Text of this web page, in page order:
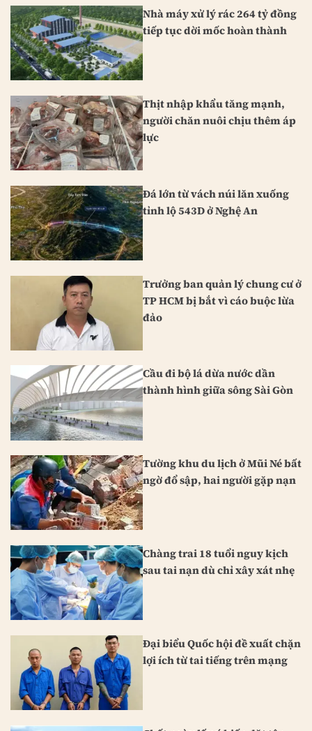
Nhà máy xử lý rác 264 tỷ đồng
tiếp tục dời mốc hoàn thành
Thịt nhập khẩu tăng mạnh,
người chăn nuôi chịu thêm áp
lực
Đá lớn từ vách núi lăn xuống
tỉnh lộ 543D ở Nghệ An
Trưởng ban quản lý chung cư ở
TP HCM bị bắt vì cáo buộc lừa
đảo
Cầu đi bộ lá dừa nước dần
thành hình giữa sông Sài Gòn
Tường khu du lịch ở Mũi Né bất
ngờ đổ sập, hai người gặp nạn
Chàng trai 18 tuổi nguy kịch
sau tai nạn dù chỉ xây xát nhẹ
Đại biểu Quốc hội đề xuất chặn
lợi ích từ tai tiếng trên mạng